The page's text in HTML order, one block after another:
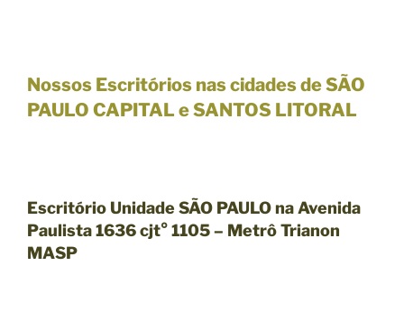
Nossos Escritórios nas cidades de SÃO
PAULO CAPITAL e SANTOS LITORAL
Escritório Unidade SÃO PAULO na Avenida
Paulista 1636 cjt° 1105 – Metrô Trianon
MASP